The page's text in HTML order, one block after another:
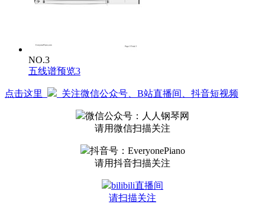
NO.3
五线谱预览3
点击这里 关注微信公众号、B站直播间、抖音短视频
微信公众号：人人钢琴网
请用微信扫描关注
抖音号：EveryonePiano
请用抖音扫描关注
bilibili直播间
请扫描关注